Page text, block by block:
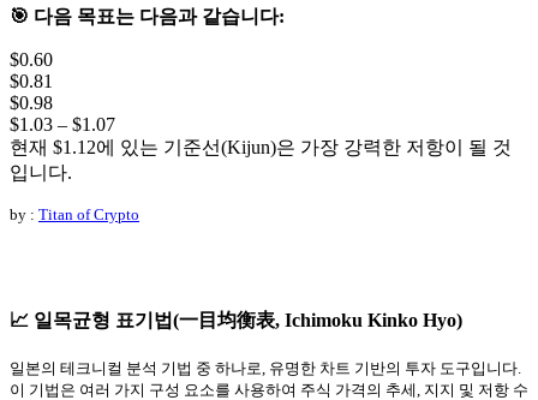
🎯 다음 목표는 다음과 같습니다:
$0.60
$0.81
$0.98
$1.03 – $1.07
현재 $1.12에 있는 기준선(Kijun)은 가장 강력한 저항이 될 것
입니다.
by : Titan of Crypto
📈 일목균형 표기법(一目均衡表, Ichimoku Kinko Hyo)
일본의 테크니컬 분석 기법 중 하나로, 유명한 차트 기반의 투자 도구입니다.
이 기법은 여러 가지 구성 요소를 사용하여 주식 가격의 추세, 지지 및 저항 수